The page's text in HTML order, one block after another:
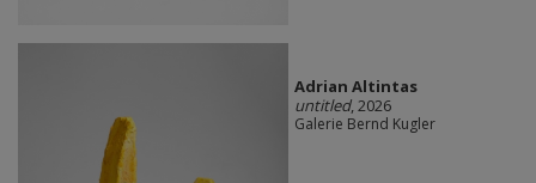
Adrian Altintas
untitled, 2026
Galerie Bernd Kugler